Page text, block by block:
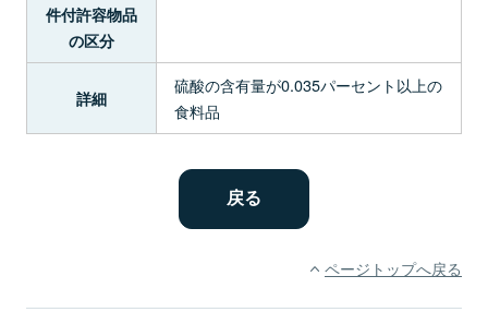
件付許容物品
の区分
詳細
硫酸の含有量が0.035パーセント以上の
食料品
ページトップへ戻る